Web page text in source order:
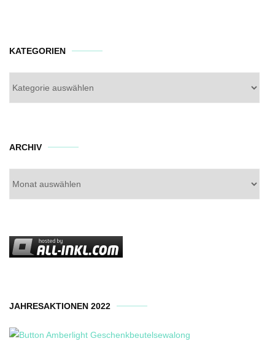
KATEGORIEN
ARCHIV Archiv
JAHRESAKTIONEN 2022